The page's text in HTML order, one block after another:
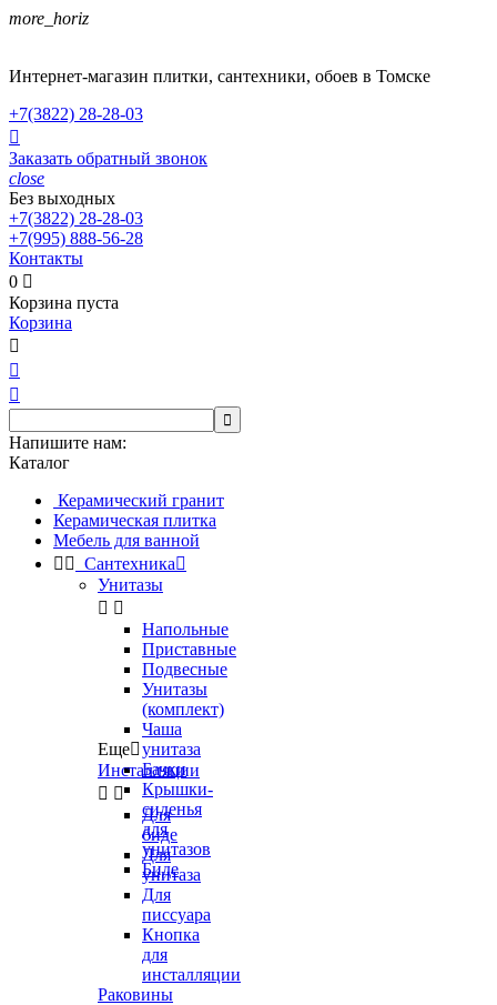
more_horiz
Интернет-магазин плитки, сантехники, обоев в Томске
+7(3822) 28-28-03

Заказать обратный звонок
close
Без выходных
+7(3822) 28-28-03
+7(995) 888-56-28
Контакты
0 
Корзина пуста
Корзина




Напишите нам:
Каталог
Керамический гранит
Керамическая плитка
Мебель для ванной
  Сантехника
Унитазы
 
Напольные
Приставные
Подвесные
Унитазы
(комплект)
Чаша
унитаза
Бачки
Крышки-
сиденья
для
унитазов
Биде
Еще
Инсталляции
 
Для
биде
Для
унитаза
Для
писсуара
Кнопка
для
инсталляции
Раковины